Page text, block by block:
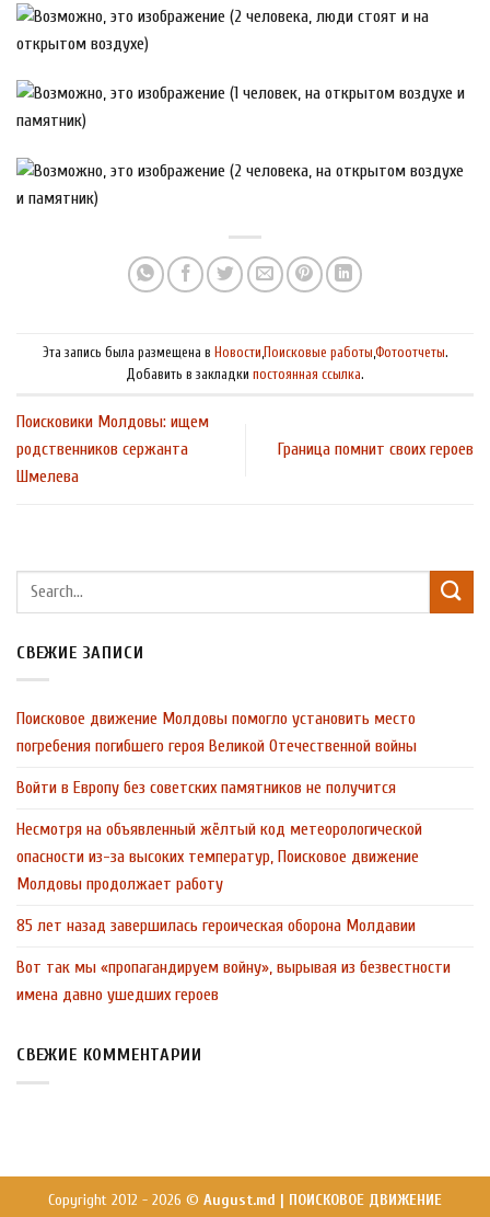
Эта запись была размещена в Новости Поисковые работы Фотоотчеты.
Добавить в закладки постоянная ссылка.
Поисковики Молдовы: ищем
родственников сержанта
Шмелева
Граница помнит своих героев
СВЕЖИЕ ЗАПИСИ
Поисковое движение Молдовы помогло установить место
погребения погибшего героя Великой Отечественной войны
Войти в Европу без советских памятников не получится
Несмотря на объявленный жёлтый код метеорологической
опасности из-за высоких температур, Поисковое движение
Молдовы продолжает работу
85 лет назад завершилась героическая оборона Молдавии
Вот так мы «пропагандируем войну», вырывая из безвестности
имена давно ушедших героев
СВЕЖИЕ КОММЕНТАРИИ
Copyright 2012 - 2026 © August.md | ПОИСКОВОЕ ДВИЖЕНИЕ